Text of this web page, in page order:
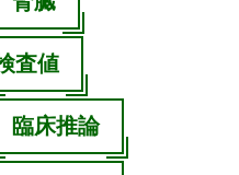
査値
臨床推論